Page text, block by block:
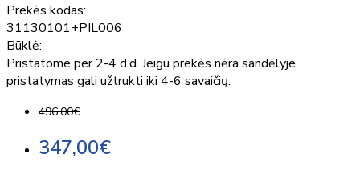
Prekės kodas:
31130101+PIL006
Būklė:
Pristatome per 2-4 d.d. Jeigu prekės nėra sandėlyje,
pristatymas gali užtrukti iki 4-6 savaičių.
496,00€
347,00€